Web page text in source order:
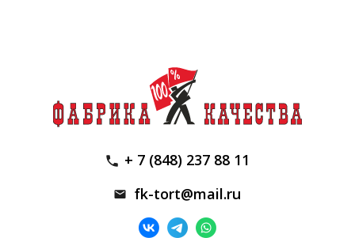
+ 7 (848) 237 88 11
fk-tort@mail.ru